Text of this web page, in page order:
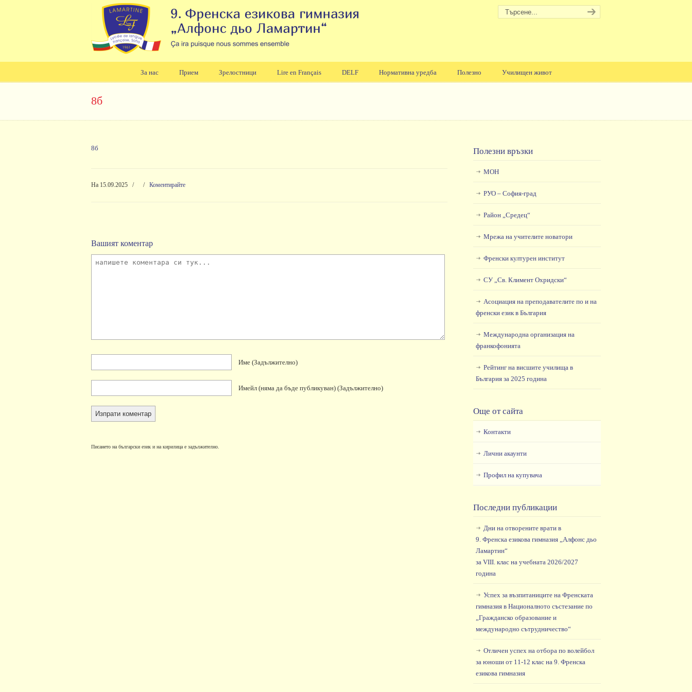
За нас Прием Зрелостници Lire en Français DELF Нормативна уредба Полезно Училищен живот
Навигация
8б
8б
На 15.09.2025 / / Коментирайте
Вашият коментар
Име (задължително)
Имейл (няма да бъде публикуван) (задължително)
Писането на български език и на кирилица е задължително.
Полезни връзки
МОН
РУО – София-град
Район „Средец“
Мрежа на учителите новатори
Френски културен институт
СУ „Св. Климент Охридски“
Асоциация на преподавателите по и на
френски език в България
Международна организация на
франкофонията
Рейтинг на висшите училища в
България за 2025 година
Още от сайта
Контакти
Лични акаунти
Профил на купувача
Последни публикации
Дни на отворените врати в
9. Френска езикова гимназия „Алфонс дьо
Ламартин“
за VIII. клас на учебната 2026/2027
година
Успех за възпитаниците на Френската
гимназия в Националното състезание по
„Гражданско образование и
международно сътрудничество“
Отличен успех на отбора по волейбол
за юноши от 11-12 клас на 9. Френска
езикова гимназия